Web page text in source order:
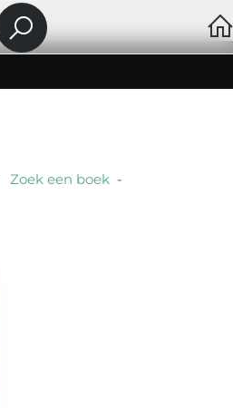
Zoek een boek-